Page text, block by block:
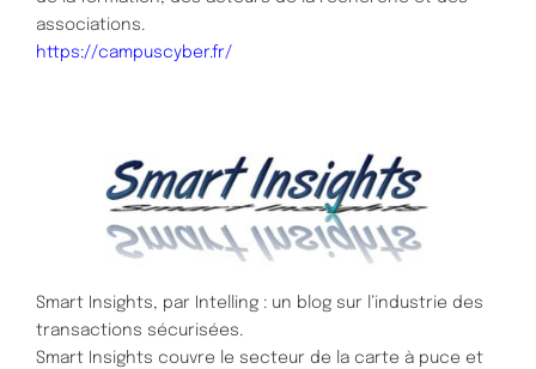
associations.
https://campuscyber.fr/
Smart Insights, par Intelling : un blog sur l’industrie des
transactions sécurisées.
Smart Insights couvre le secteur de la carte à puce et